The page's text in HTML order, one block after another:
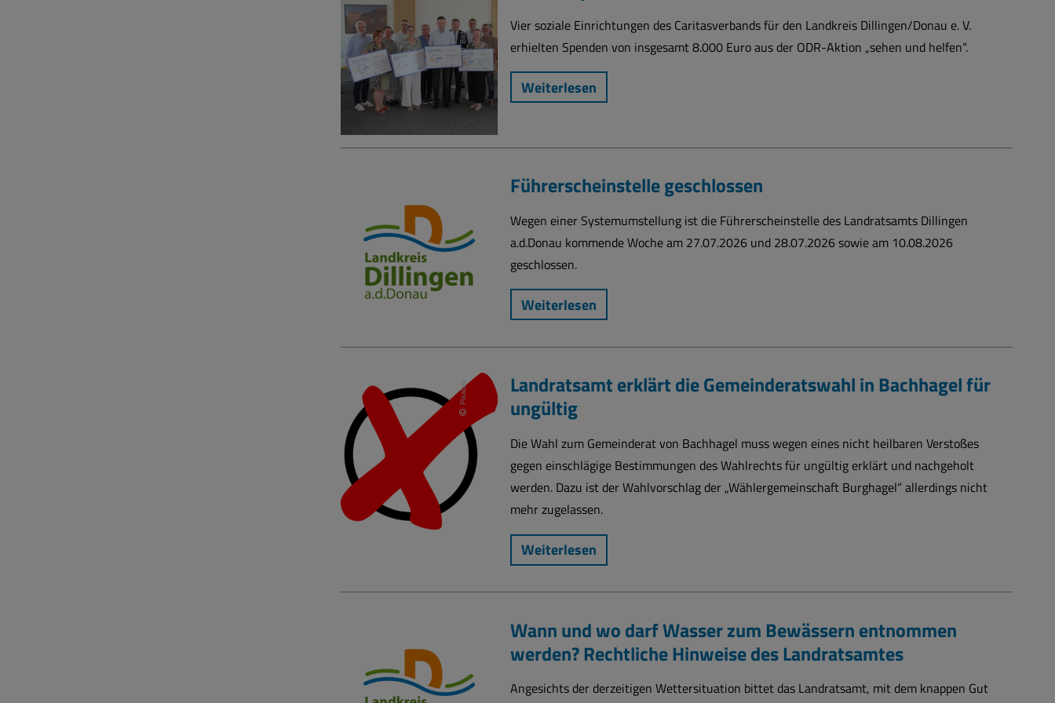
e
u
Vier soziale Einrichtungen des Caritasverbands für den Landkreis Dillingen/Donau e. V.
erhielten Spenden von insgesamt 8.000 Euro aus der ODR-Aktion „sehen und helfen“.
Weiterlesen
Führerscheinstelle geschlossen
Wegen einer Systemumstellung ist die Führerscheinstelle des Landratsamts Dillingen
a.d.Donau kommende Woche am 27.07.2026 und 28.07.2026 sowie am 10.08.2026
geschlossen.
Weiterlesen
Pixabay
Landratsamt erklärt die Gemeinderatswahl in Bachhagel für
ungültig
Die Wahl zum Gemeinderat von Bachhagel muss wegen eines nicht heilbaren Verstoßes
gegen einschlägige Bestimmungen des Wahlrechts für ungültig erklärt und nachgeholt
werden. Dazu ist der Wahlvorschlag der „Wählergemeinschaft Burghagel“ allerdings nicht
mehr zugelassen.
Weiterlesen
Wann und wo darf Wasser zum Bewässern entnommen
werden? Rechtliche Hinweise des Landratsamtes
Angesichts der derzeitigen Wettersituation bittet das Landratsamt, mit dem knappen Gut